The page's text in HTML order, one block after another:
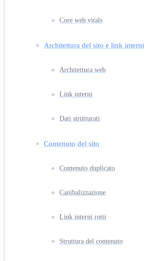
Core web vitals
Architettura del sito e link interni
Architettura web
Link interni
Dati strutturati
Contenuto del sito
Contenuto duplicato
Canibalizzazione
Link interni rotti
Struttura del contenuto